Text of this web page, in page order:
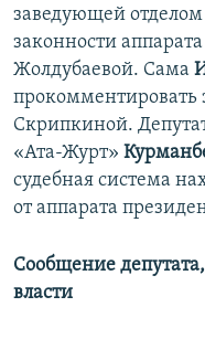
заведующей
законности
Жолдубаевой. Сама
прокомментировать
Скрипкиной.
«Ата-Журт»
судебная система
от аппарата
Сообщение
власти